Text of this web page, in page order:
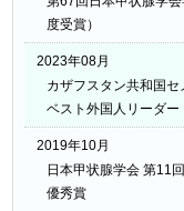
度受賞）
2023年08月
カザフスタン共和国
ベスト外国人リーダー
2019年10月
日本甲状腺学会 第11
優秀賞